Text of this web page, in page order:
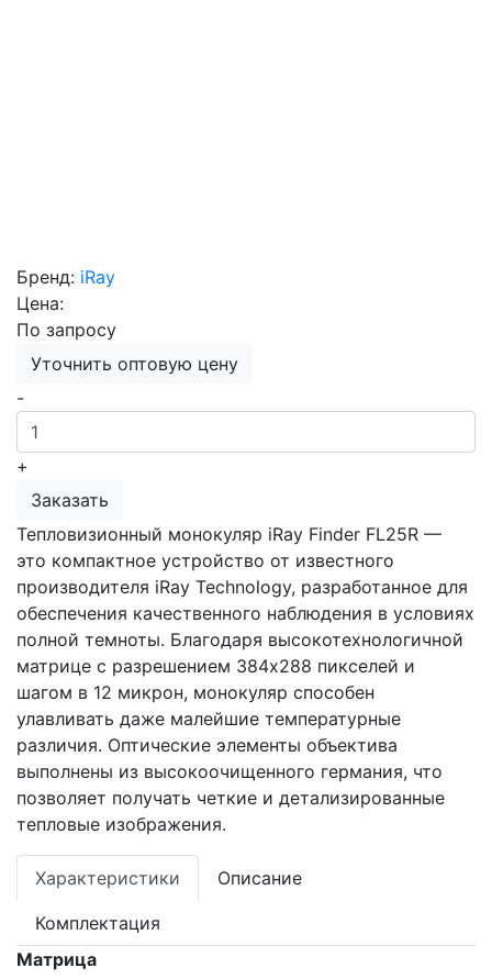
Бренд: iRay
Цена:
По запросу
Уточнить оптовую цену
-
+
Заказать
Тепловизионный монокуляр iRay Finder FL25R —
это компактное устройство от известного
производителя iRay Technology, разработанное для
обеспечения качественного наблюдения в условиях
полной темноты. Благодаря высокотехнологичной
матрице с разрешением 384x288 пикселей и
шагом в 12 микрон, монокуляр способен
улавливать даже малейшие температурные
различия. Оптические элементы объектива
выполнены из высокоочищенного германия, что
позволяет получать четкие и детализированные
тепловые изображения.
Характеристики Описание
Комплектация
Матрица